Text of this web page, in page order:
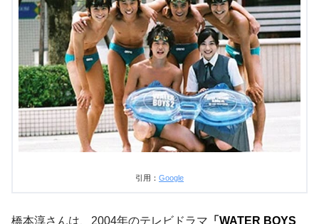
引用： Google
橋本淳さんは、2004年のテレビドラマ 「WATER BOYS